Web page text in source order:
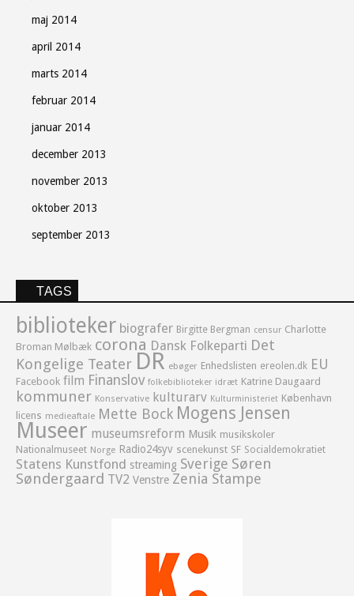
maj 2014
april 2014
marts 2014
februar 2014
januar 2014
december 2013
november 2013
oktober 2013
september 2013
TAGS
biblioteker biografer Birgitte Bergman censur Charlotte
Broman Mølbæk corona Dansk Folkeparti Det
Kongelige Teater DR ebøger Enhedslisten ereolen.dk EU
Facebook film Finanslov folkebiblioteker idræt Katrine Daugaard
kommuner Konservative kulturarv Kulturministeriet København
licens medieaftale Mette Bock Mogens Jensen
Museer museumsreform Musik musikskoler
Nationalmuseet Norge Radio24syv scenekunst SF Socialdemokratiet
Statens Kunstfond streaming Sverige Søren
Søndergaard TV2 Venstre Zenia Stampe